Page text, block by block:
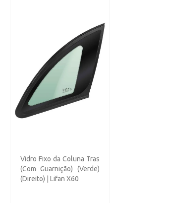
Vidro Fixo da Coluna Tras
(Com Guarnição) (Verde)
(Direito) | Lifan X60